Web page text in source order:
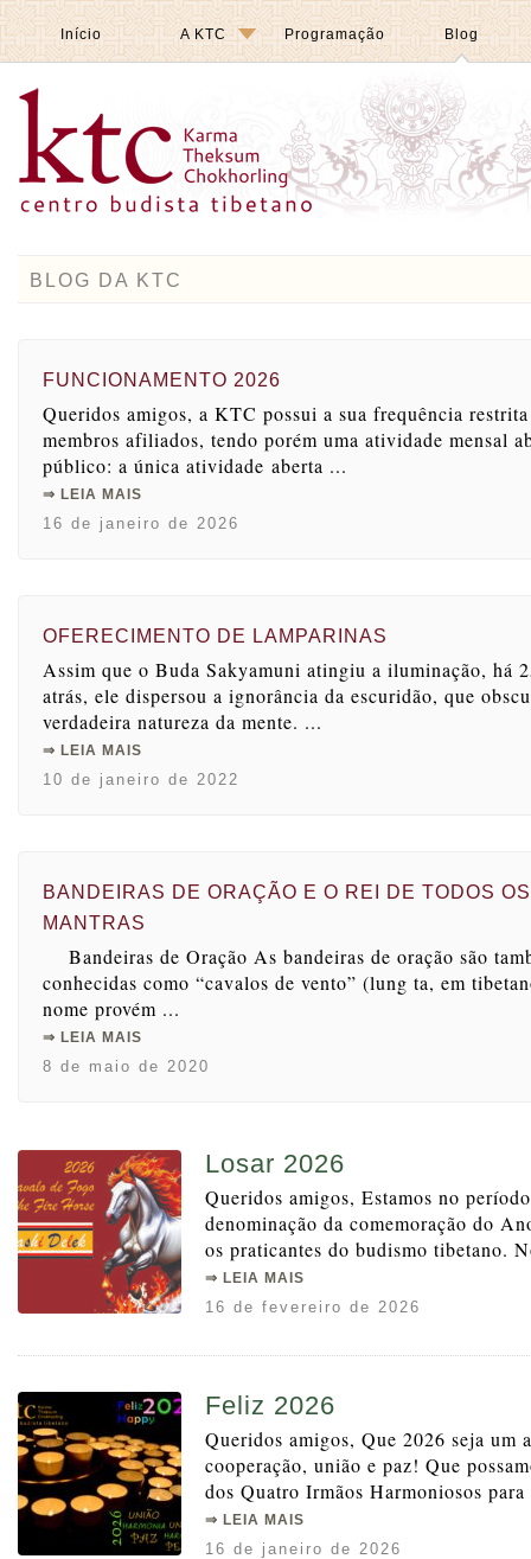
Início A KTC Programação Blog
BLOG DA KTC
FUNCIONAMENTO 2026
Queridos amigos, a KTC possui a sua frequência
membros afiliados, tendo porém uma atividade mensal
público: a única atividade aberta ...
⇒ LEIA MAIS
16 de janeiro de 2026
OFERECIMENTO DE LAMPARINAS
Assim que o Buda Sakyamuni atingiu a iluminação, há
atrás, ele dispersou a ignorância da escuridão, que
verdadeira natureza da mente. ...
⇒ LEIA MAIS
10 de janeiro de 2022
BANDEIRAS DE ORAÇÃO E O REI DE TODOS OS
MANTRAS
Bandeiras de Oração As bandeiras de oração são
conhecidas como “cavalos de vento” (lung ta, em
nome provém ...
⇒ LEIA MAIS
8 de maio de 2020
Losar 2026
Queridos amigos, Estamos no
denominação da comemoração do
os praticantes do budismo tibetano.
⇒ LEIA MAIS
16 de fevereiro de 2026
Feliz 2026
Queridos amigos, Que 2026 seja um
cooperação, união e paz! Que
dos Quatro Irmãos Harmoniosos
⇒ LEIA MAIS
16 de janeiro de 2026